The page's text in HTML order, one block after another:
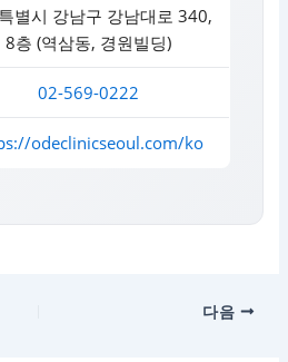
별시 강남구 강남대로 340,
8층 (역삼동, 경원빌딩)
02-569-0222
odeclinicseoul.com/ko
다음